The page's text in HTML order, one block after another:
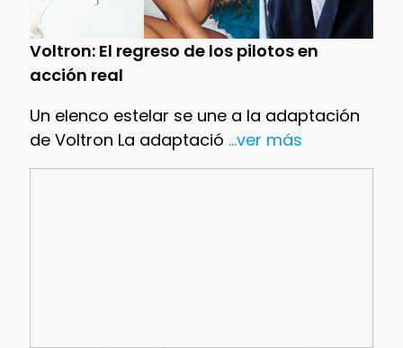
Voltron: El regreso de los pilotos en
acción real
Un elenco estelar se une a la adaptación
de Voltron La adaptació ...ver más